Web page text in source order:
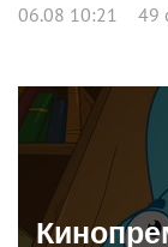
06.08 10:21 49